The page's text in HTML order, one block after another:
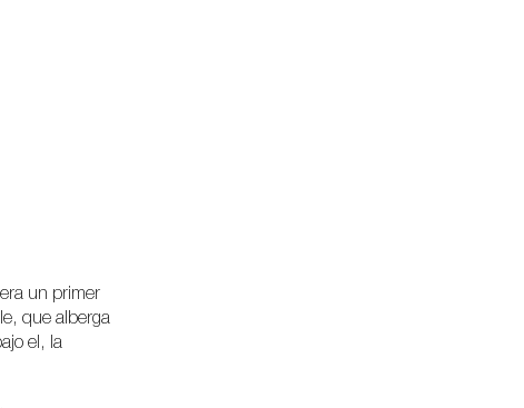
un primer
que alberga
el, la